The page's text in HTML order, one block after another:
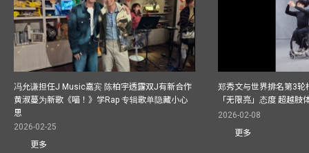
冯允谦担任J Music嘉宾 陈柏宇透露双J有新合作
黄淑蔓为新歌《喵！》学Rap 专辑歌单隐藏小心
思
2026-02-25
更多
郑秀文与世界排名第3轮
「无限亮」态度 超越肢
2026-02-08
更多